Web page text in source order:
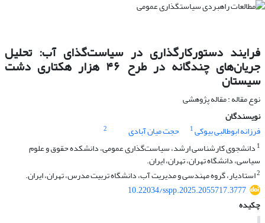
فرایند دستورکارگذاری در سیاست‌گذای آب: تحلیل
جریان‌های چندگانه در طرح ۴۶ هزار هکتاری دشت
سیستان
نوع مقاله : مقاله پژوهشی
نویسندگان
فرزانه ابوطالبی بیوکی1 حجت میان آبادی
2
1 دانشجوی کارشناسی ارشد، سیاست‌گذاری عمومی، دانشکده حقوق و علوم
سیاسی، دانشگاه تهران، تهران، ایران.
2استادیار، گروه مهندسی و مدیریت آب، دانشگاه تربیت مدرس، تهران، ایران.
10.22034/sspp.2025.2055717.3777
چکیده